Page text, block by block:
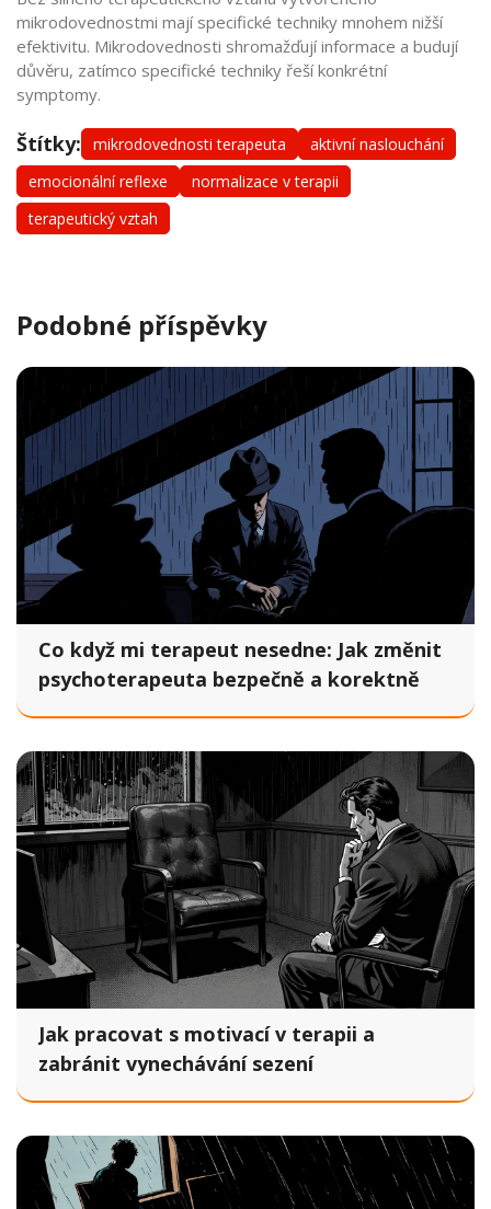
mikrodovednostmi mají specifické techniky mnohem nižší
efektivitu. Mikrodovednosti shromažďují informace a budují
důvěru, zatímco specifické techniky řeší konkrétní
symptomy.
Štítky: mikrodovednosti terapeuta
aktivní naslouchání
emocionální reflexe
normalizace v terapii
terapeutický vztah
Podobné příspěvky
Co když mi terapeut nesedne: Jak změnit
psychoterapeuta bezpečně a korektně
Jak pracovat s motivací v terapii a
zabránit vynechávání sezení